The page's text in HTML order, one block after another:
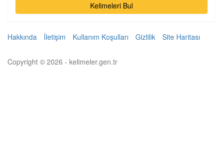
Kelimeleri Bul
Hakkında İletişim Kullanım Koşulları Gizlilik Site Haritası
Copyright © 2026 - kelimeler.gen.tr